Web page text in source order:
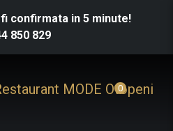
confirmata in 5 minute!
850 829
0